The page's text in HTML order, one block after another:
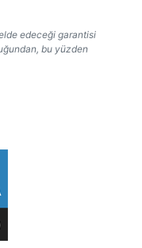
edeceği garantisi
bu yüzden